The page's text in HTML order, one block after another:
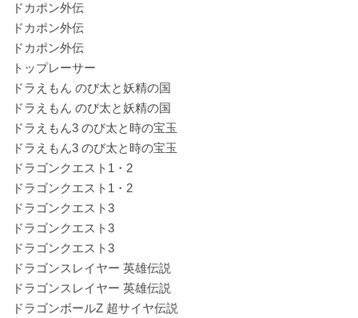
ドカポン外伝
ドカポン外伝
ドカポン外伝
トップレーサー
ドラえもん のび太と妖精の国
ドラえもん のび太と妖精の国
ドラえもん3 のび太と時の宝玉
ドラえもん3 のび太と時の宝玉
ドラゴンクエスト1・2
ドラゴンクエスト1・2
ドラゴンクエスト3
ドラゴンクエスト3
ドラゴンクエスト3
ドラゴンスレイヤー 英雄伝説
ドラゴンスレイヤー 英雄伝説
ドラゴンボールZ 超サイヤ伝説